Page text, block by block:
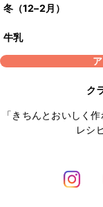
冬（12–2月）
牛乳
ク
「きちんとおいしく
レシ